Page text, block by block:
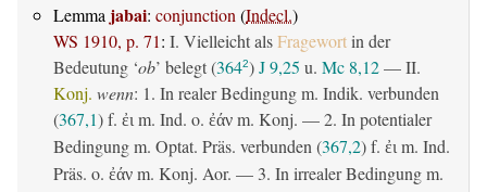
Lemma jabai: conjunction (Indecl.)
WS 1910, p. 71: I. Vielleicht alsFragewortin der
Bedeutung ‘ob’ belegt (3642)J 9,25 u. Mc 8,12— II.
Konj. wenn: 1. In realer Bedingung m. Indik. verbunden
(367,1) f. ἐι m. Ind. o. ἐάν m. Konj. — 2. In potentialer
Bedingung m. Optat. Präs. verbunden (367,2) f. ἐι m. Ind.
Präs. o. ἐάν m. Konj. Aor. — 3. In irrealer Bedingung m.